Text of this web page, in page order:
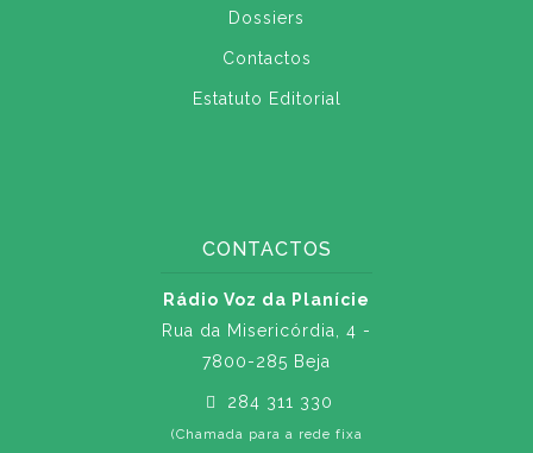
Dossiers
Contactos
Estatuto Editorial
CONTACTOS
Rádio Voz da Planície
Rua da Misericórdia, 4 -
7800-285 Beja
284 311 330
(Chamada para a rede fixa